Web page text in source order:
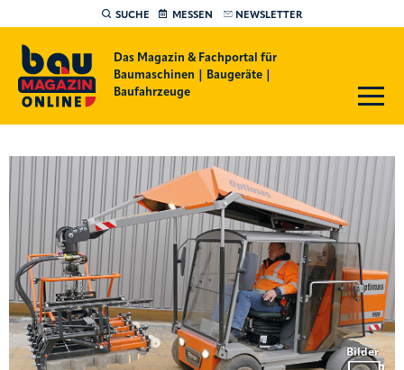
SUCHE MESSEN NEWSLETTER
Das Magazin & Fachportal für
Baumaschinen | Baugeräte |
Baufahrzeuge
Bilder